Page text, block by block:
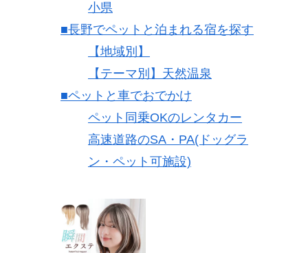
小県
■長野でペットと泊まれる宿を探す
【地域別】
【テーマ別】天然温泉
■ペットと車でおでかけ
ペット同乗OKのレンタカー
高速道路のSA・PA(ドッグラ
ン・ペット可施設)